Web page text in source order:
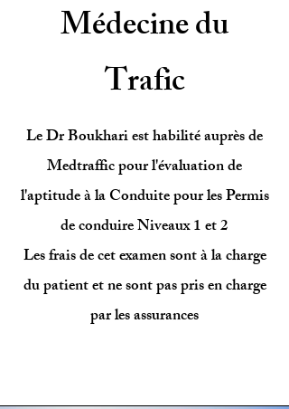
Médecine du
Trafic
Le Dr Boukhari est habilité auprès de
Medtraffic pour l'évaluation de
l'aptitude à la Conduite pour les Permis
de conduire Niveaux 1 et 2
Les frais de cet examen sont à la charge
du patient et ne sont pas pris en charge
par les assurances